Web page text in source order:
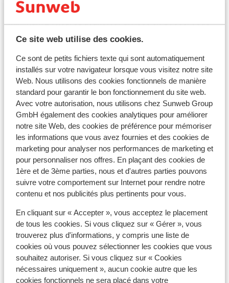
Ce site web utilise des cookies.
Ce sont de petits fichiers texte qui sont automatiquement
installés sur votre navigateur lorsque vous visitez notre site
Web. Nous utilisons des cookies fonctionnels de manière
standard pour garantir le bon fonctionnement du site web.
Avec votre autorisation, nous utilisons chez Sunweb Group
GmbH également des cookies analytiques pour améliorer
notre site Web, des cookies de préférence pour mémoriser
les informations que vous avez fournies et des cookies de
marketing pour analyser nos performances de marketing et
pour personnaliser nos offres. En plaçant des cookies de
1ère et de 3ème parties, nous et d'autres parties pouvons
suivre votre comportement sur Internet pour rendre notre
contenu et nos publicités plus pertinents pour vous.
En cliquant sur « Accepter », vous acceptez le placement
de tous les cookies. Si vous cliquez sur « Gérer », vous
trouverez plus d'informations, y compris une liste de
cookies où vous pouvez sélectionner les cookies que vous
souhaitez autoriser. Si vous cliquez sur « Cookies
nécessaires uniquement », aucun cookie autre que les
cookies fonctionnels ne sera placé dans votre
Passenger Locator Form » (un formulaire par famille),
minimum 24 heures avant leur arrivée en Grèce. Vous
trouverez ce formulaire
Capitale :
La capitale est Athènes.
Horaire :
Il y a une heure de plus qu'en France.
Langue :
La langue officielle est le grec. L’anglais et l’allemand
sont aussi souvent compris.
Monnaie :
L'unité monétaire officielle est l'euro.
Pourboires :
En Grèce, il est habituel de donner un pourboire de 10%
Voltage :
Le voltage est le même qu’en France, 220 volts.